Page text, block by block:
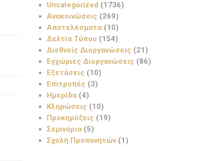
Uncategorized (1736)
Ανακοινώσεις (269)
Αποτελέσματα(10)
Δελτία Τύπου (154)
Διεθνείς Διοργανώσεις (21)
Εγχώριες Διοργανώσεις (86)
Εξετάσεις (10)
Επιτροπές (3)
Ημερίδα(4)
Κληρώσεις (10)
Προκηρύξεις (19)
Σεμινάρια(5)
Σχολή Προπονητών(1)